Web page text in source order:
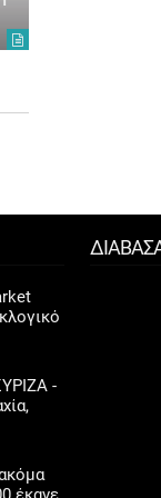
οι
-